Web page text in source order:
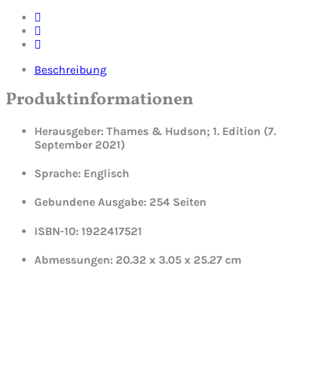
Beschreibung
Produktinformationen
Herausgeber: Thames & Hudson; 1. Edition (7.
September 2021)
Sprache: Englisch
Gebundene Ausgabe: 254 Seiten
ISBN-10: 1922417521
Abmessungen: 20.32 x 3.05 x 25.27 cm